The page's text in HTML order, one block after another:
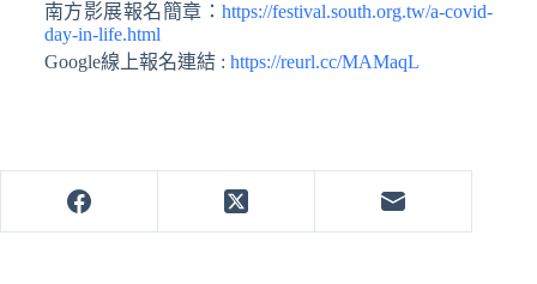
南方影展報名簡章：https://festival.south.org.tw/a-covid-
day-in-life.html
Google線上報名連結 : https://reurl.cc/MAMaqL